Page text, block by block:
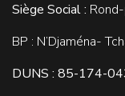
Siège Social :
BP : N’Djaména-
DUNS : 85-174-